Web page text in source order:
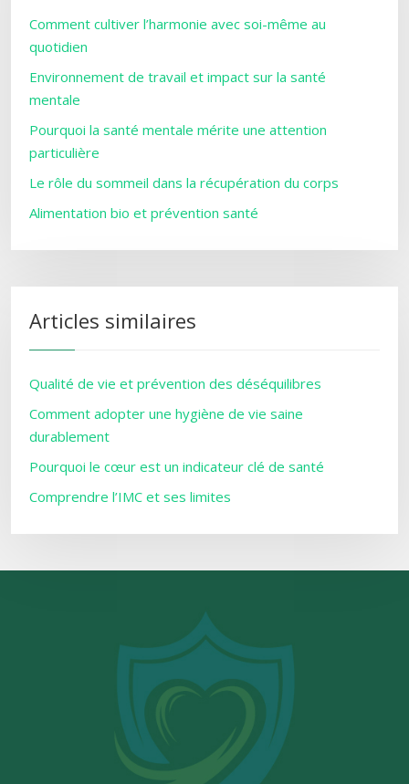
Comment cultiver l’harmonie avec soi-même au
quotidien
Environnement de travail et impact sur la santé
mentale
Pourquoi la santé mentale mérite une attention
particulière
Le rôle du sommeil dans la récupération du corps
Alimentation bio et prévention santé
Articles similaires
Qualité de vie et prévention des déséquilibres
Comment adopter une hygiène de vie saine
durablement
Pourquoi le cœur est un indicateur clé de santé
Comprendre l’IMC et ses limites